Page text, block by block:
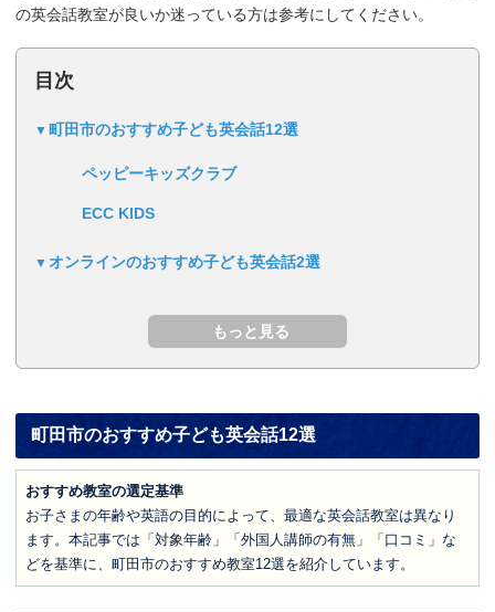
の英会話教室が良いか迷っている方は参考にしてください。
目次
町田市のおすすめ子ども英会話12選
ペッピーキッズクラブ
ECC KIDS
オンラインのおすすめ子ども英会話2選
町田市のおすすめ子ども英会話12選
おすすめ教室の選定基準
お子さまの年齢や英語の目的によって、最適な英会話教室は異なり
ます。本記事では「対象年齢」「外国人講師の有無」「口コミ」な
どを基準に、町田市のおすすめ教室12選を紹介しています。